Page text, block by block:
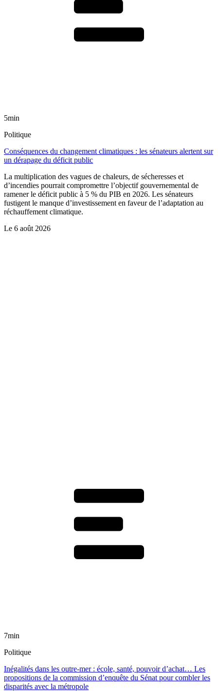
5min
Politique
Conséquences du changement climatiques : les sénateurs alertent sur
un dérapage du déficit public
La multiplication des vagues de chaleurs, de sécheresses et
d’incendies pourrait compromettre l’objectif gouvernemental de
ramener le déficit public à 5 % du PIB en 2026. Les sénateurs
fustigent le manque d’investissement en faveur de l’adaptation au
réchauffement climatique.
Le 6 août 2026
7min
Politique
Inégalités dans les outre-mer : école, santé, pouvoir d’achat… Les
propositions de la commission d’enquête du Sénat pour combler les
disparités avec la métropole